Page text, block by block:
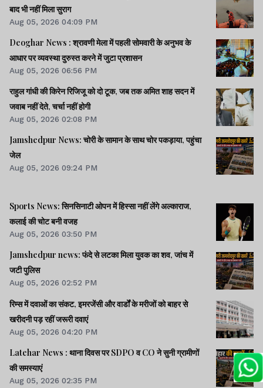
बाद भी नहीं मिला सुराग
Aug 05, 2026 04:09 PM
Deoghar News : श्रावणी मेला में पहली सोमवारी के अनुभव के
आधार पर व्यवस्था दुरुस्त करने में जुटा प्रशासन
Aug 05, 2026 06:56 PM
राहुल गांधी की किरेन रिजिजू को दो टूक, जब तक अमित शाह सदन में
जवाब नहीं देते, चर्चा नहीं होगी
Aug 05, 2026 02:08 PM
Jamshedpur News: चोरी के सामान के साथ चोर पकड़ाया, पहुंचा
जेल
Aug 05, 2026 09:24 PM
Sports News: सिनसिनाटी ओपन में हिस्सा नहीं लेंगे अल्काराज,
कलाई की चोट बनी वजह
Aug 05, 2026 03:50 PM
Jamshedpur news: फंदे से लटका मिला युवक का शव, जांच में
जटी पुलिस
Aug 05, 2026 02:52 PM
रिम्स में दवाओं का संकट, इमरजेंसी और वार्डों के मरीजों को बाहर से
खरीदनी पड़ रहीं जरूरी दवाएं
Aug 05, 2026 04:20 PM
Latehar News : थाना दिवस पर SDPO व CO ने सुनी ग्रामीणों
की समस्‍याएं
Aug 05, 2026 02:35 PM